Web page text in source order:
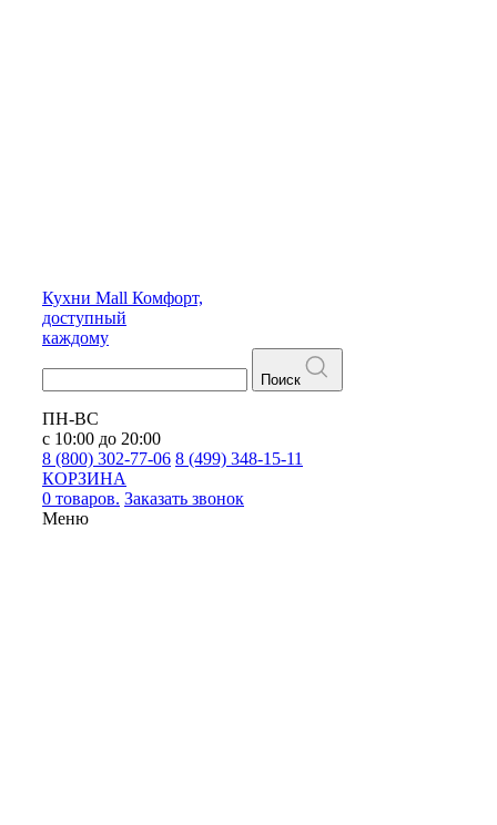
Кухни Mall Комфорт,
доступный
каждому
Поиск
ПН-ВС
с 10:00 до 20:00
8 (800) 302-77-06 8 (499) 348-15-11
КОРЗИНА
0 товаров. Заказать звонок
Меню